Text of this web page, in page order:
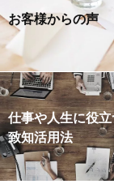
お客様からの声
仕事や人生に役
致知活用法